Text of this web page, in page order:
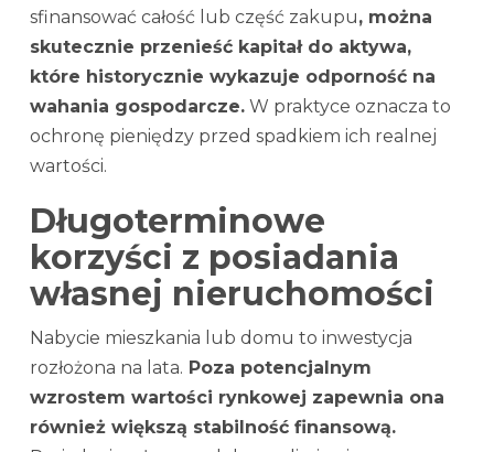
sfinansować całość lub część zakupu, można
skutecznie przenieść kapitał do aktywa,
które historycznie wykazuje odporność na
wahania gospodarcze. W praktyce oznacza to
ochronę pieniędzy przed spadkiem ich realnej
wartości.
Długoterminowe
korzyści z posiadania
własnej nieruchomości
Nabycie mieszkania lub domu to inwestycja
rozłożona na lata. Poza potencjalnym
wzrostem wartości rynkowej zapewnia ona
również większą stabilność finansową.